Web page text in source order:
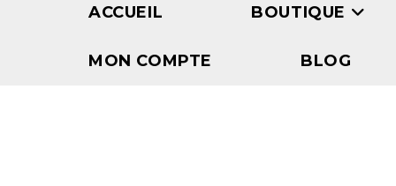
ACCUEIL BOUTIQUE
MON COMPTE BLOG